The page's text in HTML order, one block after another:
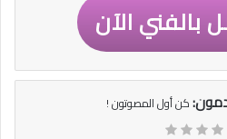
بالفني الآن
كن أول المصوتون !